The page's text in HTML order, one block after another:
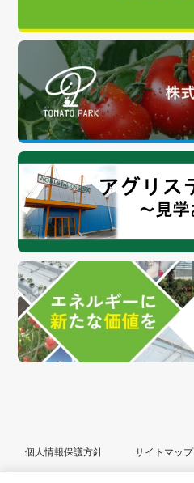
個人情報保護方針 サイトマップ